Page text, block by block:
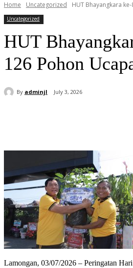
Home Uncategorized HUT Bhayangkara
Uncategorized
HUT
126 Pohon
By adminjl July 3, 2026
Lamongan, 03/07/2026 – Peringatan